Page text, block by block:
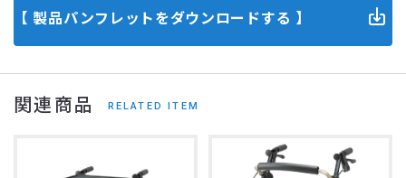
【 製品パンフレットをダウンロードする 】
RELATED ITEM
関連商品